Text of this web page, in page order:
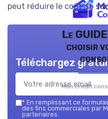
peut réduire le coût de
Le
choisir
Mon credit
Téléchargez
* En remplissant ce
des fins commerciales par
partenaires.